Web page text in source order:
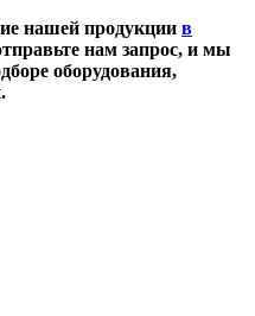
нашей продукции в
нам запрос, и мы
оборудования,